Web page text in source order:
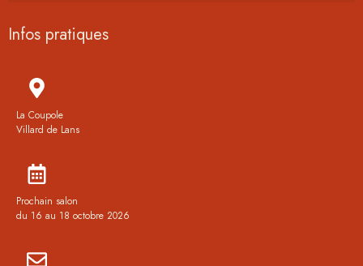
Infos pratiques
La Coupole
Villard de Lans
Prochain salon
du 16 au 18 octobre 2026